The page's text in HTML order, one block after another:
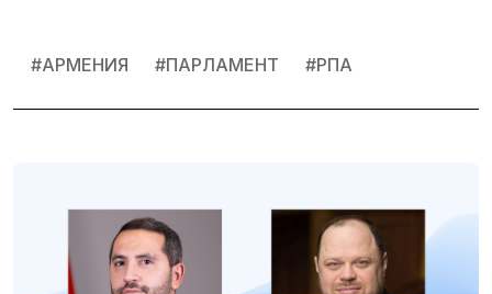
#АРМЕНИЯ #ПАРЛАМЕНТ #РПА